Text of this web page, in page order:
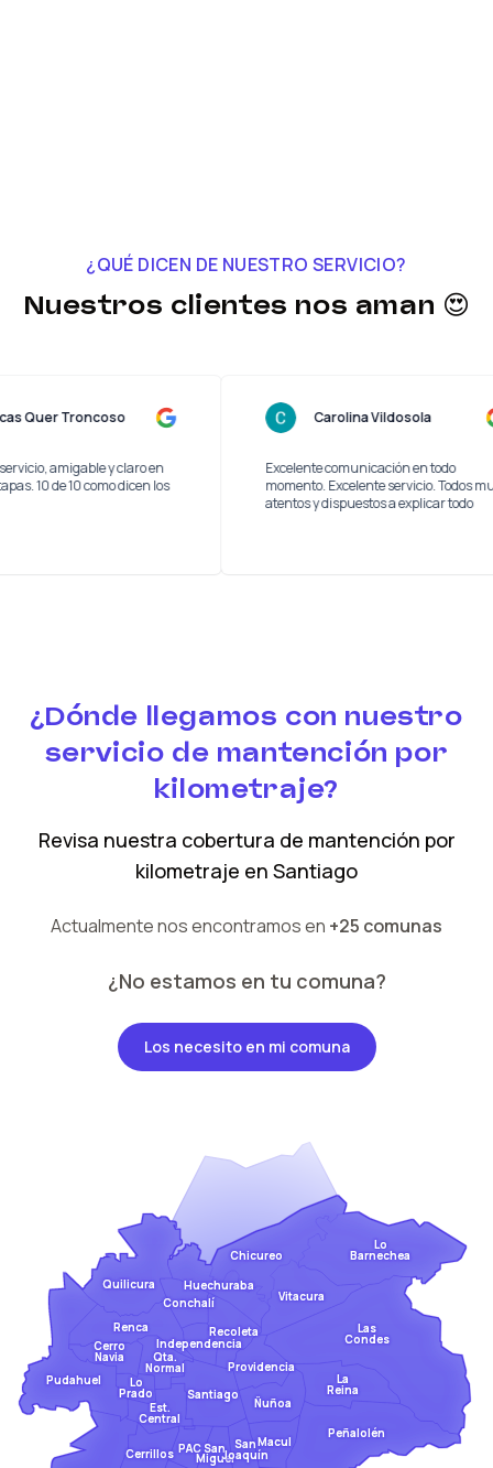
¿QUÉ DICEN DE NUESTRO SERVICIO?
Nuestros clientes nos aman 😍
buen servicio, amigable y claro en
las etapas. 10 de 10 como dicen los
Lucas Quer Troncoso
Excelente comunicación en
momento. Excelente servicio.
atentos y dispuestos a
Carolina Vildosola
¿Dónde llegamos con nuestro
servicio de mantención por
kilometraje?
Revisa nuestra cobertura de mantención por
kilometraje en Santiago
Actualmente nos encontramos en +25 comunas
¿No estamos en tu comuna?
Los necesito en mi comuna
Chicureo
Cerrillos
Est.
Central
Pudahuel Lo
Prado
Cerro
Navia
Santiago
Renca
Qta.
Normal
Recoleta
Independencia
Quilicura
Conchalí
PACSan
Miguel
San
Joaquín
Providencia
Ñuñoa
La
Reina
Macul
Peñalolén
Las
Condes
Vitacura
Lo
Barnechea
Huechuraba